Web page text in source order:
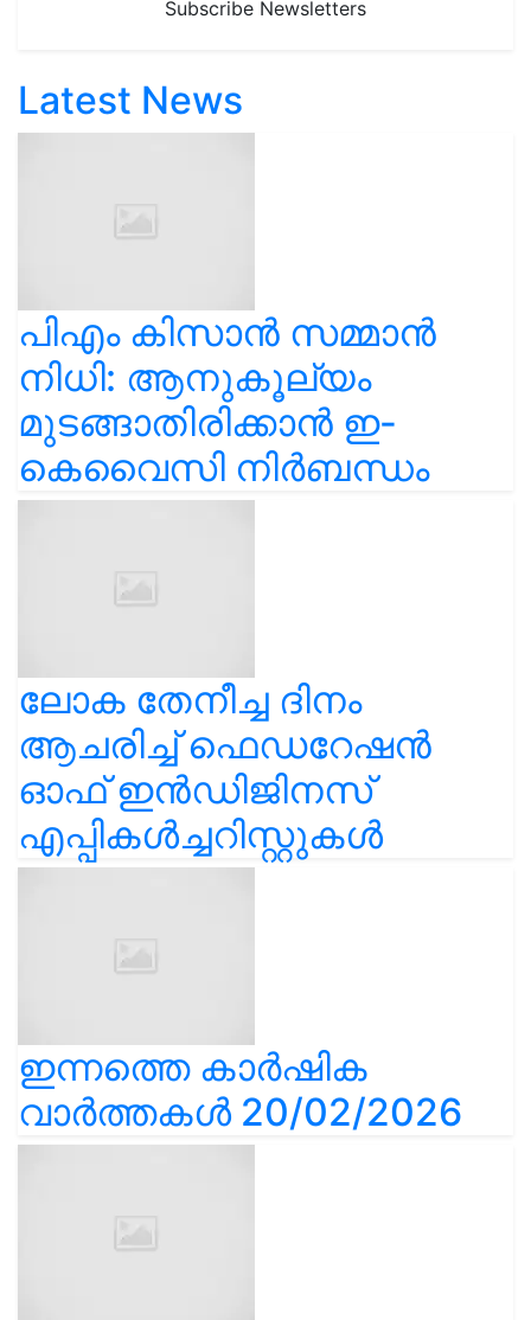
Subscribe Newsletters
Latest News
പിഎം കിസാൻ സമ്മാൻ
നിധി: ആനുകൂല്യം
മുടങ്ങാതിരിക്കാൻ ഇ-
കെവൈസി നിർബന്ധം
ലോക തേനീച്ച ദിനം
ആചരിച്ച് ഫെഡറേഷൻ
ഓഫ് ഇൻഡിജിനസ്
എപ്പികൾച്ചറിസ്റ്റുകൾ
ഇന്നത്തെ കാർഷിക
വാർത്തകൾ 20/02/2026